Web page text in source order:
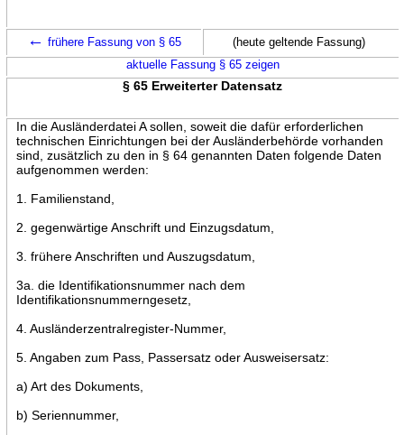
← frühere Fassung von § 65
(heute geltende Fassung)
aktuelle Fassung § 65 zeigen
§ 65 Erweiterter Datensatz
In die Ausländerdatei A sollen, soweit die dafür erforderlichen
technischen Einrichtungen bei der Ausländerbehörde vorhanden
sind, zusätzlich zu den in § 64 genannten Daten folgende Daten
aufgenommen werden:
1. Familienstand,
2. gegenwärtige Anschrift und Einzugsdatum,
3. frühere Anschriften und Auszugsdatum,
3a. die Identifikationsnummer nach dem
Identifikationsnummerngesetz,
4. Ausländerzentralregister-Nummer,
5. Angaben zum Pass, Passersatz oder Ausweisersatz:
a) Art des Dokuments,
b) Seriennummer,